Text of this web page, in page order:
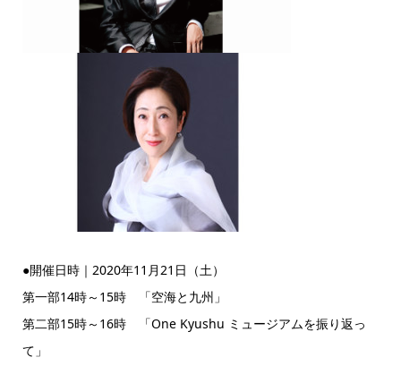
●開催日時｜2020年11月21日（土）
第一部14時～15時 「空海と九州」
第二部15時～16時 「One Kyushu ミュージアムを振り返っ
て」